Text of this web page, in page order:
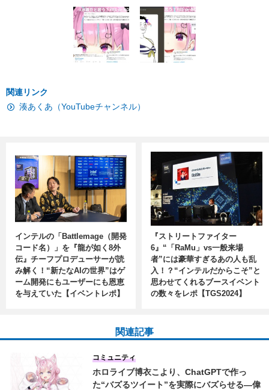
関連リンク
湊あくあ（YouTubeチャンネル）
インテルの「Battlemage（開発
コード名）」を『龍が如く8外
伝』チーフプロデューサーが読
み解く！“新たなAIの世界”はゲ
ーム開発にもユーザーにも恩恵
を与えていた【イベントレポ】
『ストリートファイター
6』“「RaMu」vs一般来場
者”には豪華すぎるあの人も乱
入！？“インテルだからこそ”と
思わせてくれるブースイベント
の数々をレポ【TGS2024】
関連記事
ホロライブ博衣こより、ChatGPTで作っ
た“バズるツイート”を実際にバズらせる―偉
コミュニティ